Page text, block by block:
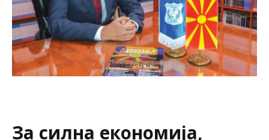
За силна економија,